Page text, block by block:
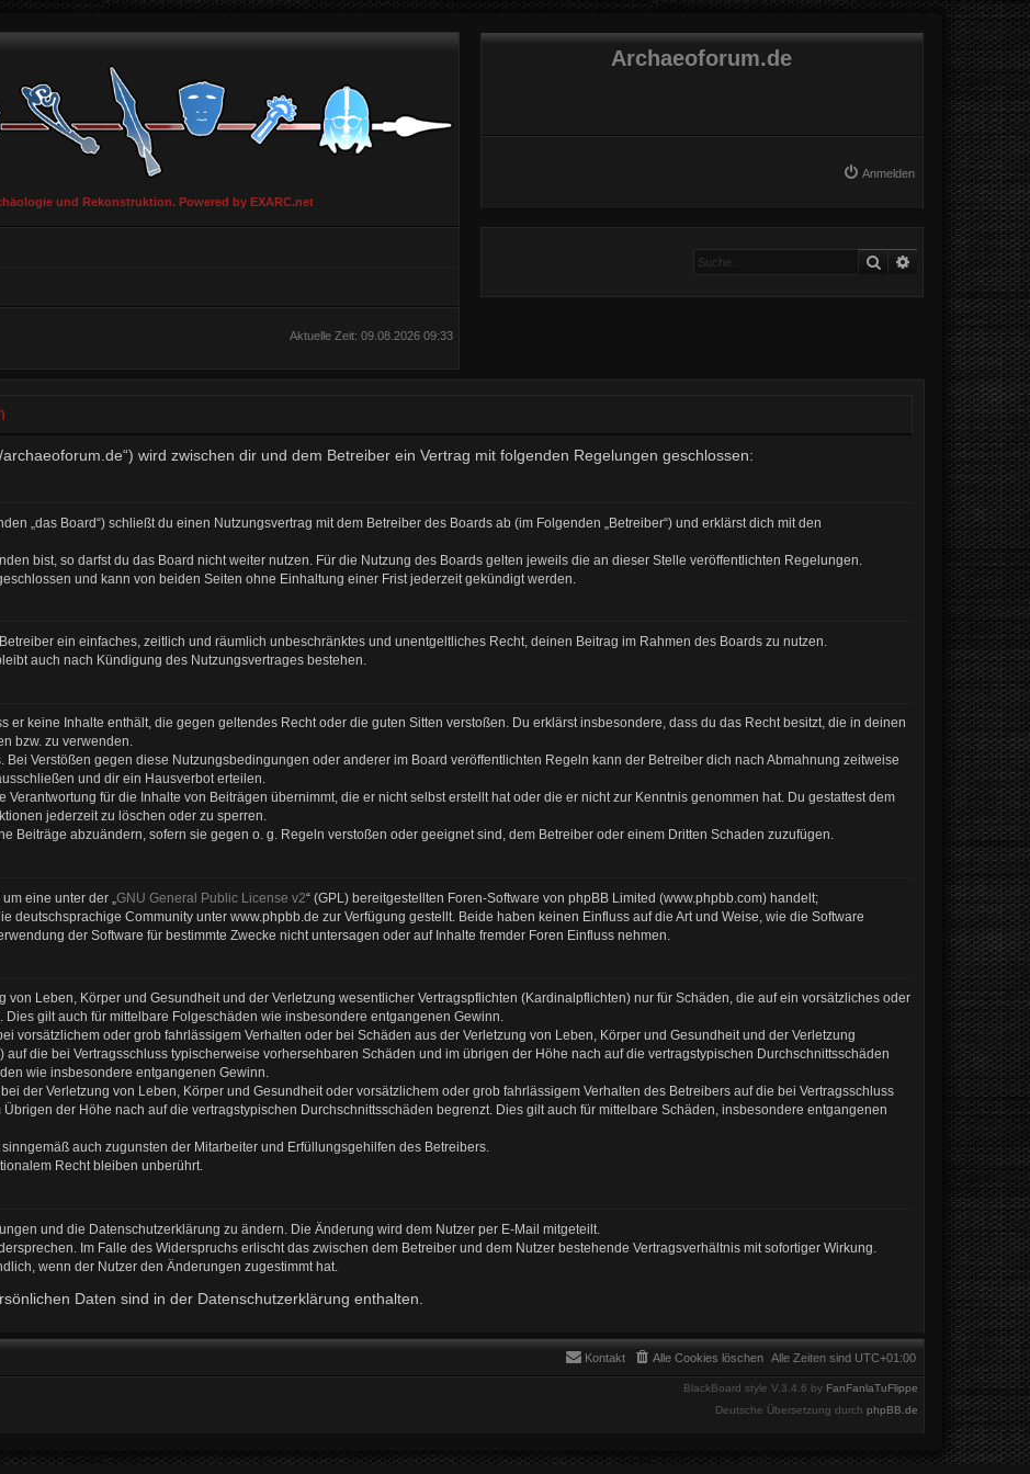
und Rekonstruktion. Powered by EXARC.net
Archaeoforum.de
Anmelden
Suche Erweiterte Suche
Aktuelle Zeit: 09.08.2026 09:33
wird zwischen dir und dem Betreiber ein Vertrag mit folgenden Regelungen geschlossen:
„das Board“) schließt du einen Nutzungsvertrag mit dem Betreiber des Boards ab (im Folgenden „Betreiber“) und erklärst dich mit den
bist, so darfst du das Board nicht weiter nutzen. Für die Nutzung des Boards gelten jeweils die an dieser Stelle veröffentlichten Regelungen.
und kann von beiden Seiten ohne Einhaltung einer Frist jederzeit gekündigt werden.
ein einfaches, zeitlich und räumlich unbeschränktes und unentgeltliches Recht, deinen Beitrag im Rahmen des Boards zu nutzen.
auch nach Kündigung des Nutzungsvertrages bestehen.
er keine Inhalte enthält, die gegen geltendes Recht oder die guten Sitten verstoßen. Du erklärst insbesondere, dass du das Recht besitzt, die in deinen
bzw. zu verwenden.
Bei Verstößen gegen diese Nutzungsbedingungen oder anderer im Board veröffentlichten Regeln kann der Betreiber dich nach Abmahnung zeitweise
und dir ein Hausverbot erteilen.
Verantwortung für die Inhalte von Beiträgen übernimmt, die er nicht selbst erstellt hat oder die er nicht zur Kenntnis genommen hat. Du gestattest dem
jederzeit zu löschen oder zu sperren.
Beiträge abzuändern, sofern sie gegen o. g. Regeln verstoßen oder geeignet sind, dem Betreiber oder einem Dritten Schaden zuzufügen.
eine unter der „ GNU General Public License v2“ (GPL) bereitgestellten Foren-Software von phpBB Limited (www.phpbb.com) handelt;
deutschsprachige Community unter www.phpbb.de zur Verfügung gestellt. Beide haben keinen Einfluss auf die Art und Weise, wie die Software
der Software für bestimmte Zwecke nicht untersagen oder auf Inhalte fremder Foren Einfluss nehmen.
von Leben, Körper und Gesundheit und der Verletzung wesentlicher Vertragspflichten (Kardinalpflichten) nur für Schäden, die auf ein vorsätzliches oder
gilt auch für mittelbare Folgeschäden wie insbesondere entgangenen Gewinn.
vorsätzlichem oder grob fahrlässigem Verhalten oder bei Schäden aus der Verletzung von Leben, Körper und Gesundheit und der Verletzung
die bei Vertragsschluss typischerweise vorhersehbaren Schäden und im übrigen der Höhe nach auf die vertragstypischen Durchschnittsschäden
wie insbesondere entgangenen Gewinn.
der Verletzung von Leben, Körper und Gesundheit oder vorsätzlichem oder grob fahrlässigem Verhalten des Betreibers auf die bei Vertragsschluss
der Höhe nach auf die vertragstypischen Durchschnittsschäden begrenzt. Dies gilt auch für mittelbare Schäden, insbesondere entgangenen
auch zugunsten der Mitarbeiter und Erfüllungsgehilfen des Betreibers.
Recht bleiben unberührt.
und die Datenschutzerklärung zu ändern. Die Änderung wird dem Nutzer per E-Mail mitgeteilt.
Im Falle des Widerspruchs erlischt das zwischen dem Betreiber und dem Nutzer bestehende Vertragsverhältnis mit sofortiger Wirkung.
wenn der Nutzer den Änderungen zugestimmt hat.
Daten sind in der Datenschutzerklärung enthalten.
Alle Zeiten sind UTC+01:00
Alle Cookies löschen
Kontakt
BlackBoard style V.3.4.6 by FanFanlaTuFlippe
Deutsche Übersetzung durch phpBB.de